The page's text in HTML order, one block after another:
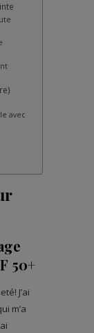
avec
50+
J’ai
m’a